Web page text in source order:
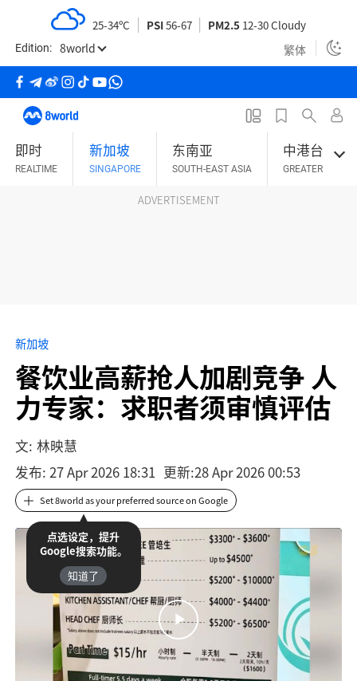
p
t
Edition: 8world 繁体
25-34ºC PSI56-67 PM2.5 12-30 Cloudy
即时
REALTIME
新加坡
SINGAPORE
东南亚
SOUTH-EAST ASIA
中港台
GREATER CHINA
ADVERTISEMENT
餐饮业高薪抢人加剧竞争 人
力专家：求职者须审慎评估
新加坡
文: 林映慧
发布: 27 Apr 2026 18:31 更新:28 Apr 2026 00:53
Set 8world as your preferred source on Google
点选设定，提升
Google搜索功能。
知道了